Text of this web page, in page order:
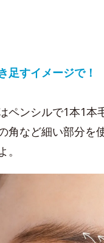
足すイメージで！
ペンシルで1本1本
角など細い部分を